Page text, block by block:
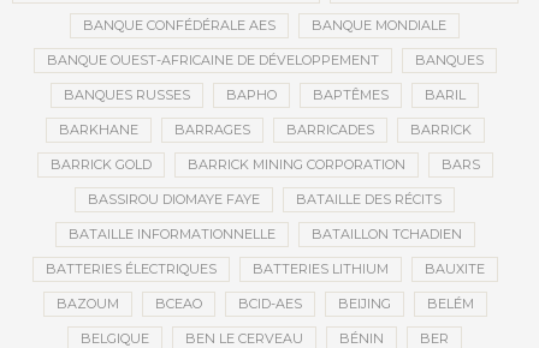
BANQUE CONFÉDÉRALE AES BANQUE MONDIALE
BANQUE OUEST-AFRICAINE DE DÉVELOPPEMENT BANQUES
BANQUES RUSSES BAPHO BAPTÊMES BARIL
BARKHANE BARRAGES BARRICADES BARRICK
BARRICK GOLD BARRICK MINING CORPORATION BARS
BASSIROU DIOMAYE FAYE BATAILLE DES RÉCITS
BATAILLE INFORMATIONNELLE BATAILLON TCHADIEN
BATTERIES ÉLECTRIQUES BATTERIES LITHIUM BAUXITE
BAZOUM BCEAO BCID-AES BEIJING BELÉM
BELGIQUE BEN LE CERVEAU BÉNIN BER